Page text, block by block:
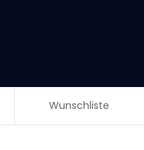
Wunschliste